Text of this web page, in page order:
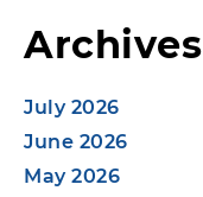
Archives
July 2026
June 2026
May 2026